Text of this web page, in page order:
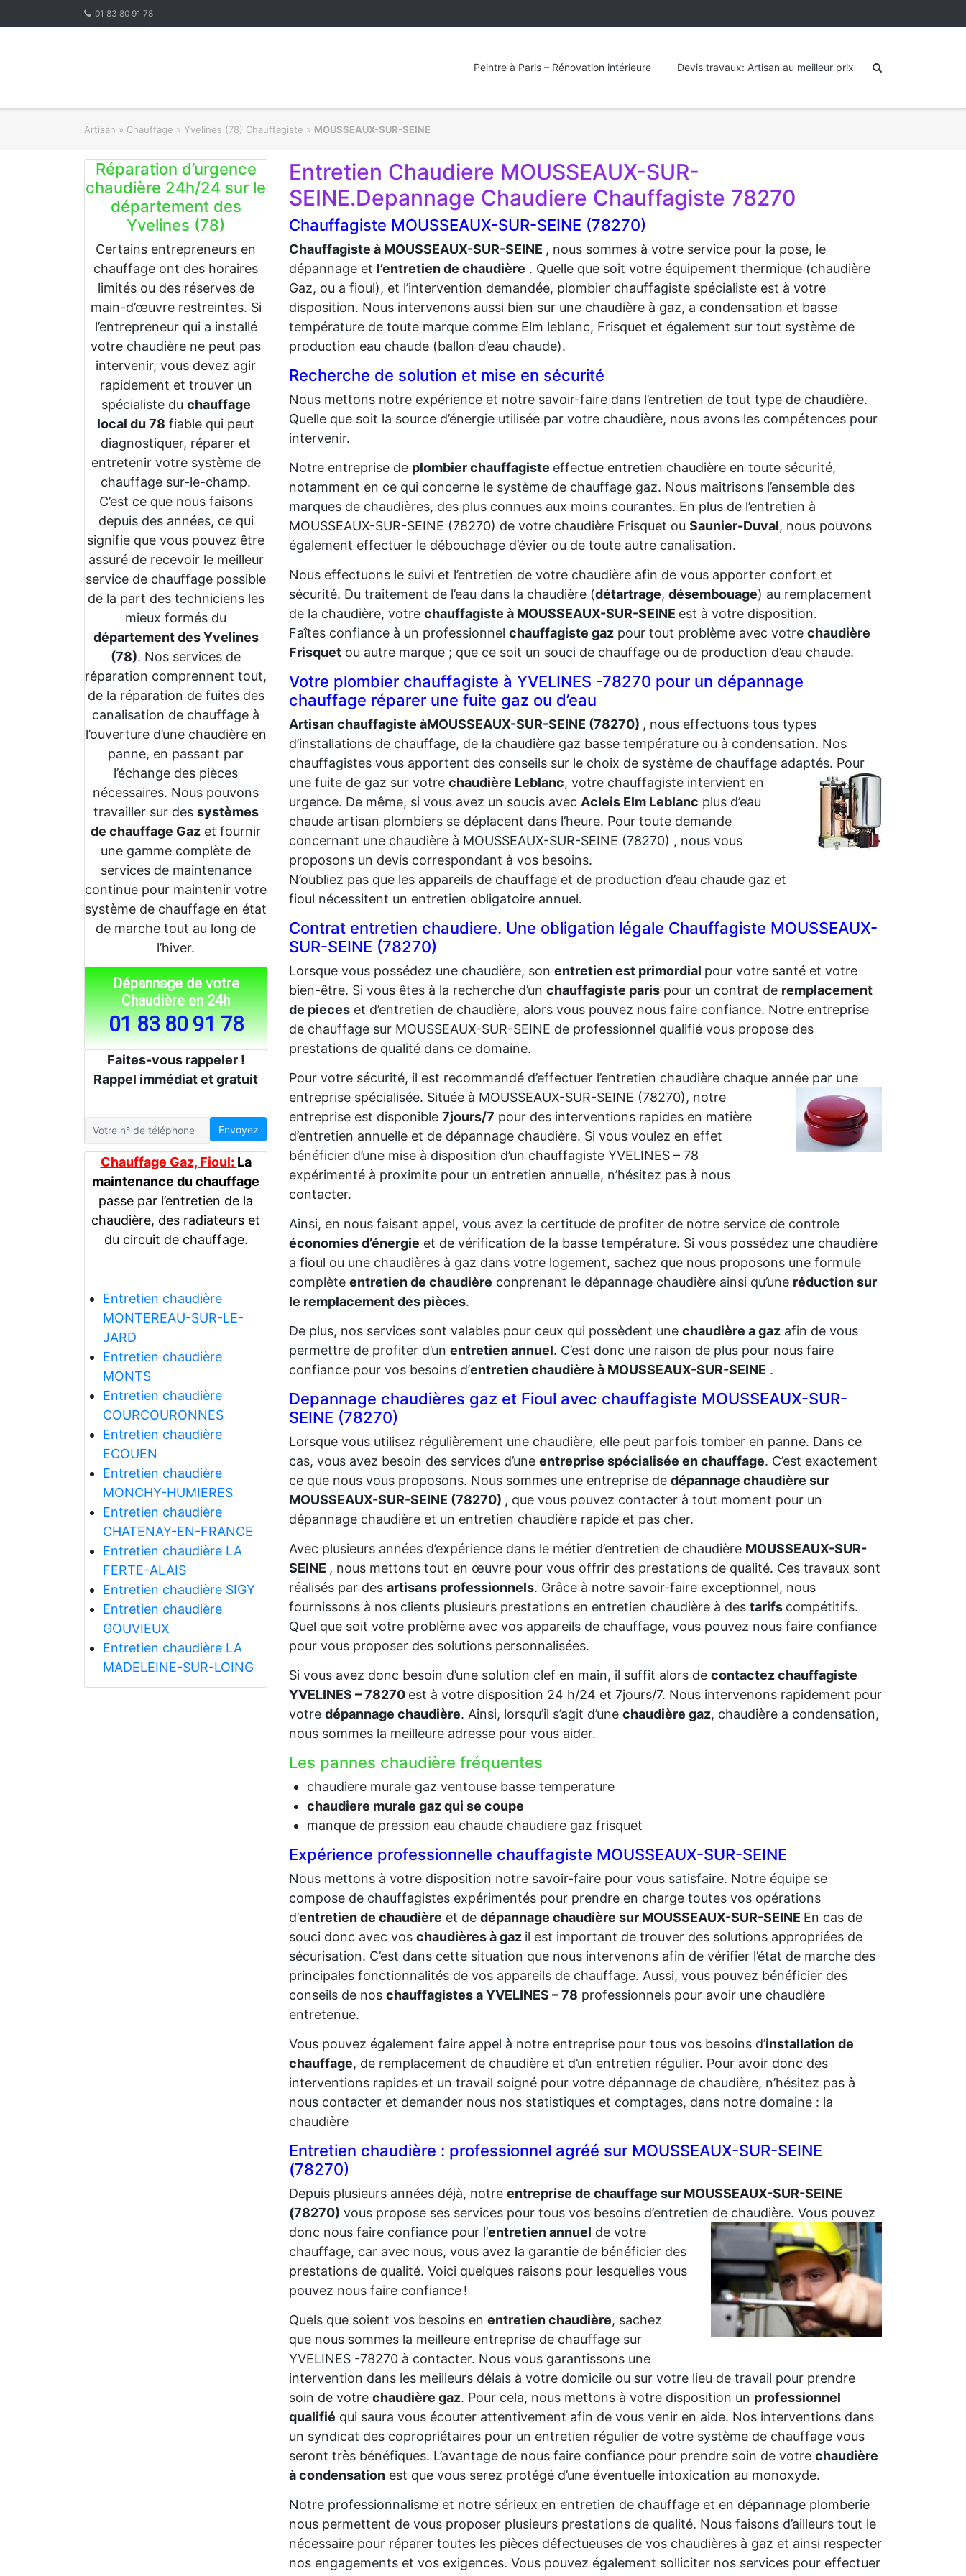
01 83 80 91 78
Peintre à Paris – Rénovation intérieure Devis travaux: Artisan au meilleur prix
Artisan » Chauffage » Yvelines (78) Chauffagiste » MOUSSEAUX-SUR-SEINE
Réparation d’urgence
chaudière 24h/24 sur le
département des
Yvelines (78)
Certains entrepreneurs en
chauffage ont des horaires
limités ou des réserves de
main-d’œuvre restreintes. Si
l’entrepreneur qui a installé
votre chaudière ne peut pas
intervenir, vous devez agir
rapidement et trouver un
spécialiste du chauffage
local du 78 fiable qui peut
diagnostiquer, réparer et
entretenir votre système de
chauffage sur-le-champ.
C’est ce que nous faisons
depuis des années, ce qui
signifie que vous pouvez être
assuré de recevoir le meilleur
service de chauffage possible
de la part des techniciens les
mieux formés du
département des Yvelines
(78). Nos services de
réparation comprennent tout,
de la réparation de fuites des
canalisation de chauffage à
l’ouverture d’une chaudière en
panne, en passant par
l’échange des pièces
nécessaires. Nous pouvons
travailler sur des systèmes
de chauffage Gaz et fournir
une gamme complète de
services de maintenance
continue pour maintenir votre
système de chauffage en état
de marche tout au long de
l’hiver.
Dépannage de votre
Chaudière en 24h
01 83 80 91 78
Faites-vous rappeler !
Rappel immédiat et gratuit
Envoyez
Chauffage Gaz, Fioul: La
maintenance du chauffage
passe par l’entretien de la
chaudière, des radiateurs et
du circuit de chauffage.
Entretien chaudière
MONTEREAU-SUR-LE-
JARD
Entretien chaudière
MONTS
Entretien chaudière
COURCOURONNES
Entretien chaudière
ECOUEN
Entretien chaudière
MONCHY-HUMIERES
Entretien chaudière
CHATENAY-EN-FRANCE
Entretien chaudière LA
FERTE-ALAIS
Entretien chaudière SIGY
Entretien chaudière
GOUVIEUX
Entretien chaudière LA
MADELEINE-SUR-LOING
Entretien Chaudiere MOUSSEAUX-SUR-
SEINE.Depannage Chaudiere Chauffagiste 78270
Chauffagiste MOUSSEAUX-SUR-SEINE (78270)
Chauffagiste à MOUSSEAUX-SUR-SEINE , nous sommes à votre service pour la pose, le
dépannage et l’entretien de chaudière . Quelle que soit votre équipement thermique (chaudière
Gaz, ou a fioul), et l’intervention demandée, plombier chauffagiste spécialiste est à votre
disposition. Nous intervenons aussi bien sur une chaudière à gaz, a condensation et basse
température de toute marque comme Elm leblanc, Frisquet et également sur tout système de
production eau chaude (ballon d’eau chaude).
Recherche de solution et mise en sécurité
Nous mettons notre expérience et notre savoir-faire dans l’entretien de tout type de chaudière.
Quelle que soit la source d’énergie utilisée par votre chaudière, nous avons les compétences pour
intervenir.
Notre entreprise de plombier chauffagiste effectue entretien chaudière en toute sécurité,
notamment en ce qui concerne le système de chauffage gaz. Nous maitrisons l’ensemble des
marques de chaudières, des plus connues aux moins courantes. En plus de l’entretien à
MOUSSEAUX-SUR-SEINE (78270) de votre chaudière Frisquet ou Saunier-Duval, nous pouvons
également effectuer le débouchage d’évier ou de toute autre canalisation.
Nous effectuons le suivi et l’entretien de votre chaudière afin de vous apporter confort et
sécurité. Du traitement de l’eau dans la chaudière (détartrage, désembouage) au remplacement
de la chaudière, votre chauffagiste à MOUSSEAUX-SUR-SEINE est à votre disposition.
Faîtes confiance à un professionnel chauffagiste gaz pour tout problème avec votre chaudière
Frisquet ou autre marque ; que ce soit un souci de chauffage ou de production d’eau chaude.
Votre plombier chauffagiste à YVELINES -78270 pour un dépannage
chauffage réparer une fuite gaz ou d’eau
Artisan chauffagiste àMOUSSEAUX-SUR-SEINE (78270) , nous effectuons tous types
d’installations de chauffage, de la chaudière gaz basse température ou à condensation. Nos
chauffagistes vous apportent des conseils sur le choix de système de chauffage adaptés. Pour
une fuite de gaz sur votre chaudière Leblanc, votre chauffagiste intervient en
urgence. De même, si vous avez un soucis avec Acleis Elm Leblanc plus d’eau
chaude artisan plombiers se déplacent dans l’heure. Pour toute demande
concernant une chaudière à MOUSSEAUX-SUR-SEINE (78270) , nous vous
proposons un devis correspondant à vos besoins.
N’oubliez pas que les appareils de chauffage et de production d’eau chaude gaz et
fioul nécessitent un entretien obligatoire annuel.
Contrat entretien chaudiere. Une obligation légale Chauffagiste MOUSSEAUX-
SUR-SEINE (78270)
Lorsque vous possédez une chaudière, son entretien est primordial pour votre santé et votre
bien-être. Si vous êtes à la recherche d’un chauffagiste paris pour un contrat de remplacement
de pieces et d’entretien de chaudière, alors vous pouvez nous faire confiance. Notre entreprise
de chauffage sur MOUSSEAUX-SUR-SEINE de professionnel qualifié vous propose des
prestations de qualité dans ce domaine.
Pour votre sécurité, il est recommandé d’effectuer l’entretien chaudière chaque année par une
entreprise spécialisée. Située à MOUSSEAUX-SUR-SEINE (78270), notre
entreprise est disponible 7jours/7 pour des interventions rapides en matière
d’entretien annuelle et de dépannage chaudière. Si vous voulez en effet
bénéficier d’une mise à disposition d’un chauffagiste YVELINES – 78
expérimenté à proximite pour un entretien annuelle, n’hésitez pas à nous
contacter.
Ainsi, en nous faisant appel, vous avez la certitude de profiter de notre service de controle
économies d’énergie et de vérification de la basse température. Si vous possédez une chaudière
a fioul ou une chaudières à gaz dans votre logement, sachez que nous proposons une formule
complète entretien de chaudière conprenant le dépannage chaudière ainsi qu’une réduction sur
le remplacement des pièces.
De plus, nos services sont valables pour ceux qui possèdent une chaudière a gaz afin de vous
permettre de profiter d’un entretien annuel. C’est donc une raison de plus pour nous faire
confiance pour vos besoins d’entretien chaudière à MOUSSEAUX-SUR-SEINE .
Depannage chaudières gaz et Fioul avec chauffagiste MOUSSEAUX-SUR-
SEINE (78270)
Lorsque vous utilisez régulièrement une chaudière, elle peut parfois tomber en panne. Dans ce
cas, vous avez besoin des services d’une entreprise spécialisée en chauffage. C’est exactement
ce que nous vous proposons. Nous sommes une entreprise de dépannage chaudière sur
MOUSSEAUX-SUR-SEINE (78270) , que vous pouvez contacter à tout moment pour un
dépannage chaudière et un entretien chaudière rapide et pas cher.
Avec plusieurs années d’expérience dans le métier d’entretien de chaudière MOUSSEAUX-SUR-
SEINE , nous mettons tout en œuvre pour vous offrir des prestations de qualité. Ces travaux sont
réalisés par des artisans professionnels. Grâce à notre savoir-faire exceptionnel, nous
fournissons à nos clients plusieurs prestations en entretien chaudière à des tarifs compétitifs.
Quel que soit votre problème avec vos appareils de chauffage, vous pouvez nous faire confiance
pour vous proposer des solutions personnalisées.
Si vous avez donc besoin d’une solution clef en main, il suffit alors de contactez chauffagiste
YVELINES – 78270 est à votre disposition 24 h/24 et 7jours/7. Nous intervenons rapidement pour
votre dépannage chaudière. Ainsi, lorsqu’il s’agit d’une chaudière gaz, chaudière a condensation,
nous sommes la meilleure adresse pour vous aider.
Les pannes chaudière fréquentes
chaudiere murale gaz ventouse basse temperature
chaudiere murale gaz qui se coupe
manque de pression eau chaude chaudiere gaz frisquet
Expérience professionnelle chauffagiste MOUSSEAUX-SUR-SEINE
Nous mettons à votre disposition notre savoir-faire pour vous satisfaire. Notre équipe se
compose de chauffagistes expérimentés pour prendre en charge toutes vos opérations
d’entretien de chaudière et de dépannage chaudière sur MOUSSEAUX-SUR-SEINE En cas de
souci donc avec vos chaudières à gaz il est important de trouver des solutions appropriées de
sécurisation. C’est dans cette situation que nous intervenons afin de vérifier l’état de marche des
principales fonctionnalités de vos appareils de chauffage. Aussi, vous pouvez bénéficier des
conseils de nos chauffagistes a YVELINES – 78 professionnels pour avoir une chaudière
entretenue.
Vous pouvez également faire appel à notre entreprise pour tous vos besoins d’installation de
chauffage, de remplacement de chaudière et d’un entretien régulier. Pour avoir donc des
interventions rapides et un travail soigné pour votre dépannage de chaudière, n’hésitez pas à
nous contacter et demander nous nos statistiques et comptages, dans notre domaine : la
chaudière
Entretien chaudière : professionnel agréé sur MOUSSEAUX-SUR-SEINE
(78270)
Depuis plusieurs années déjà, notre entreprise de chauffage sur MOUSSEAUX-SUR-SEINE
(78270) vous propose ses services pour tous vos besoins d’entretien de chaudière. Vous pouvez
donc nous faire confiance pour l’entretien annuel de votre
chauffage, car avec nous, vous avez la garantie de bénéficier des
prestations de qualité. Voici quelques raisons pour lesquelles vous
pouvez nous faire confiance !
Quels que soient vos besoins en entretien chaudière, sachez
que nous sommes la meilleure entreprise de chauffage sur
YVELINES -78270 à contacter. Nous vous garantissons une
intervention dans les meilleurs délais à votre domicile ou sur votre lieu de travail pour prendre
soin de votre chaudière gaz. Pour cela, nous mettons à votre disposition un professionnel
qualifié qui saura vous écouter attentivement afin de vous venir en aide. Nos interventions dans
un syndicat des copropriétaires pour un entretien régulier de votre système de chauffage vous
seront très bénéfiques. L’avantage de nous faire confiance pour prendre soin de votre chaudière
à condensation est que vous serez protégé d’une éventuelle intoxication au monoxyde.
Notre professionnalisme et notre sérieux en entretien de chauffage et en dépannage plomberie
nous permettent de vous proposer plusieurs prestations de qualité. Nous faisons d’ailleurs tout le
nécessaire pour réparer toutes les pièces défectueuses de vos chaudières à gaz et ainsi respecter
nos engagements et vos exigences. Vous pouvez également solliciter nos services pour effectuer